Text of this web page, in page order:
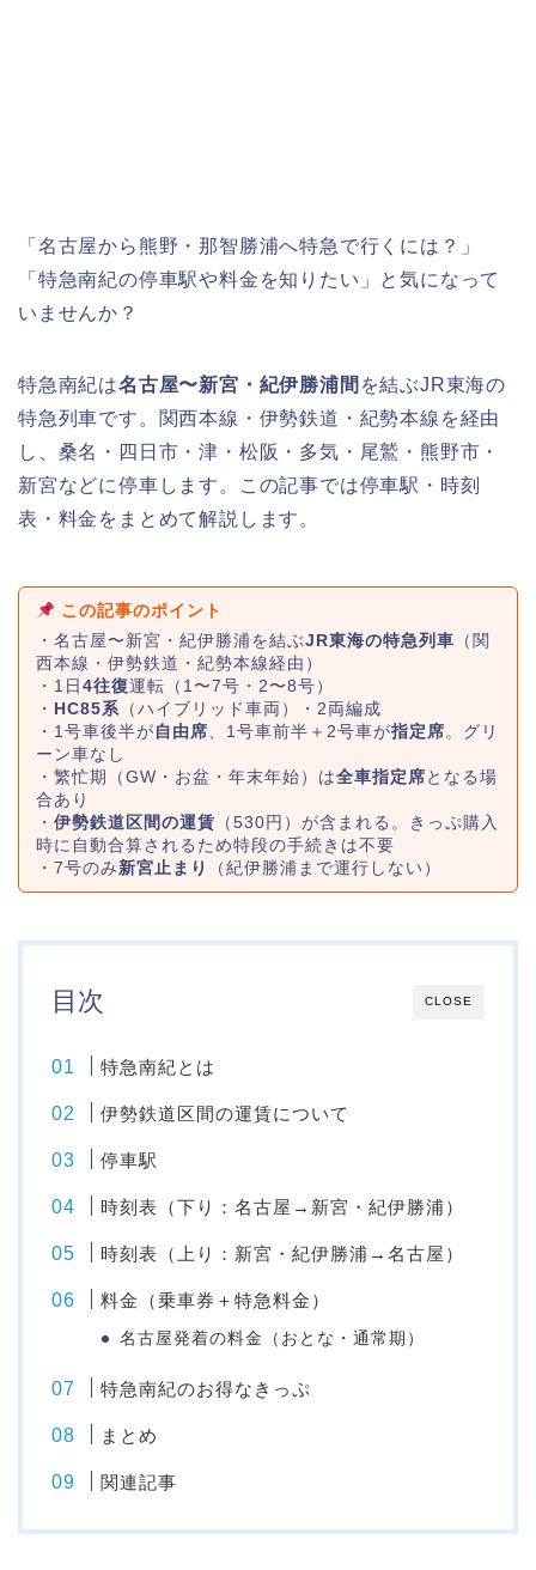
「名古屋から熊野・那智勝浦へ特急で行くには？」
「特急南紀の停車駅や料金を知りたい」と気になって
いませんか？
特急南紀は名古屋〜新宮・紀伊勝浦間 を結ぶJR東海の
特急列車です。関西本線・伊勢鉄道・紀勢本線を経由
し、桑名・四日市・津・松阪・多気・尾鷲・熊野市・
新宮などに停車します。この記事では停車駅・時刻
表・料金をまとめて解説します。
この記事のポイント
・名古屋〜新宮・紀伊勝浦を結ぶJR東海の特急列車 （関
西本線・伊勢鉄道・紀勢本線経由）
・1日4往復運転（1〜7号・2〜8号）
・ HC85系 （ハイブリッド車両）・2両編成
・1号車後半が自由席、1号車前半＋2号車が指定席。グリ
ーン車なし
・繁忙期（GW・お盆・年末年始）は全車指定席となる場
合あり
・ 伊勢鉄道区間の運賃 （530円）が含まれる。きっぷ購入
時に自動合算されるため特段の手続きは不要
・7号のみ新宮止まり （紀伊勝浦まで運行しない）
CLOSE
目次
特急南紀とは
伊勢鉄道区間の運賃について
停車駅
時刻表（下り：名古屋→新宮・紀伊勝浦）
時刻表（上り：新宮・紀伊勝浦→名古屋）
料金（乗車券＋特急料金）
名古屋発着の料金（おとな・通常期）
特急南紀のお得なきっぷ
まとめ
関連記事